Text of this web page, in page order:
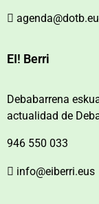
EI! Berri
Debabarrena
actualidad de
946 550 033
info@eiberri.eus